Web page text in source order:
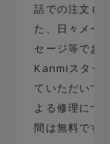
話での注文も
た、日々メー
セージ等でお
Kanmiスタッ
ていただいて
よる修理につ
間は無料です